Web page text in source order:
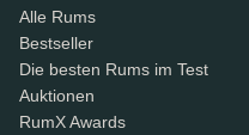
Alle Rums
Bestseller
Die besten Rums im Test
Auktionen
RumX Awards